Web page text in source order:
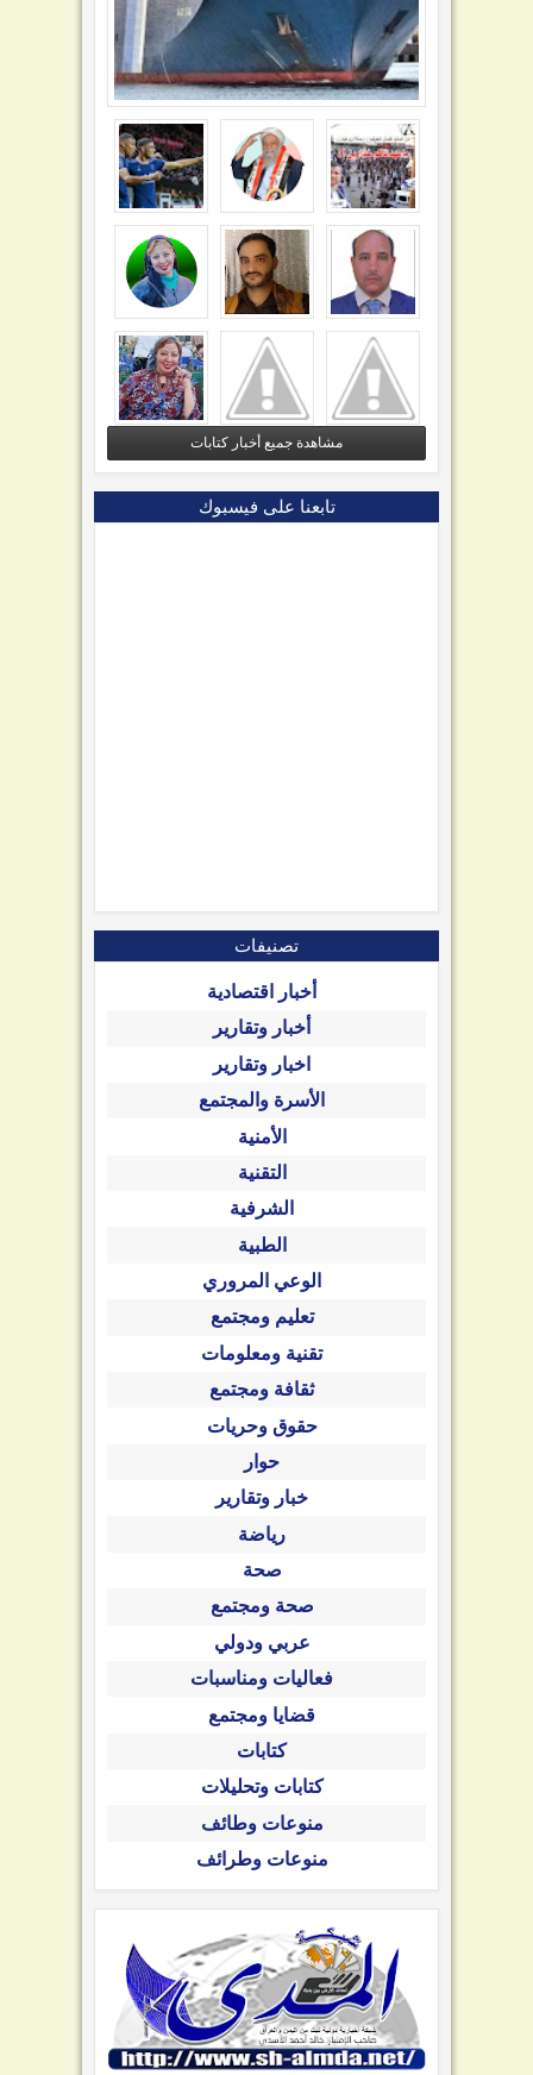
مشاهدة جميع أخبار كتابات
تابعنا على فيسبوك
تصنيفات
أخبار اقتصادية
أخبار وتقارير
اخبار وتقارير
الأسرة والمجتمع
الأمنية
التقنية
الشرفية
الطبية
الوعي المروري
تعليم ومجتمع
تقنية ومعلومات
ثقافة ومجتمع
حقوق وحريات
حوار
خبار وتقارير
رياضة
صحة
صحة ومجتمع
عربي ودولي
فعاليات ومناسبات
قضايا ومجتمع
كتابات
كتابات وتحليلات
منوعات وطائف
منوعات وطرائف